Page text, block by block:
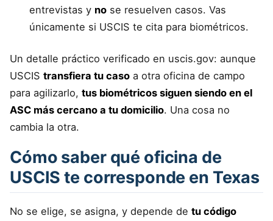
entrevistas y no se resuelven casos. Vas
únicamente si USCIS te cita para biométricos.
Un detalle práctico verificado en uscis.gov: aunque
USCIS transfiera tu caso a otra oficina de campo
para agilizarlo, tus biométricos siguen siendo en el
ASC más cercano a tu domicilio. Una cosa no
cambia la otra.
Cómo saber qué oficina de
USCIS te corresponde en Texas
No se elige, se asigna, y depende de tu código